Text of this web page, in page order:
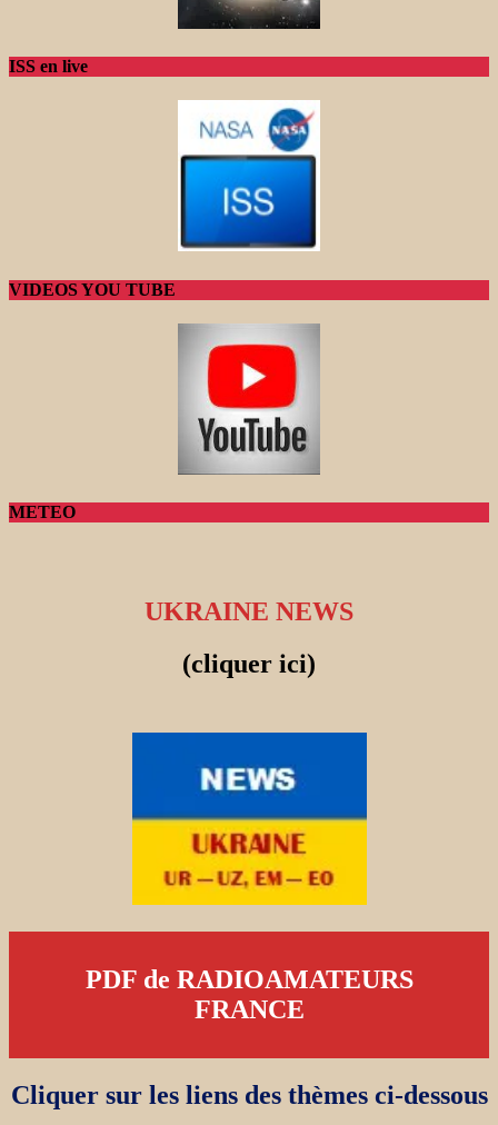
ISS en live
VIDEOS YOU TUBE
METEO
UKRAINE NEWS
(cliquer ici)
PDF de RADIOAMATEURS
FRANCE
Cliquer sur les liens des thèmes ci-dessous